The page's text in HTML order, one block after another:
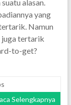
alasan.
yang
Namun
juga tertarik
to-get?
Selengkapnya